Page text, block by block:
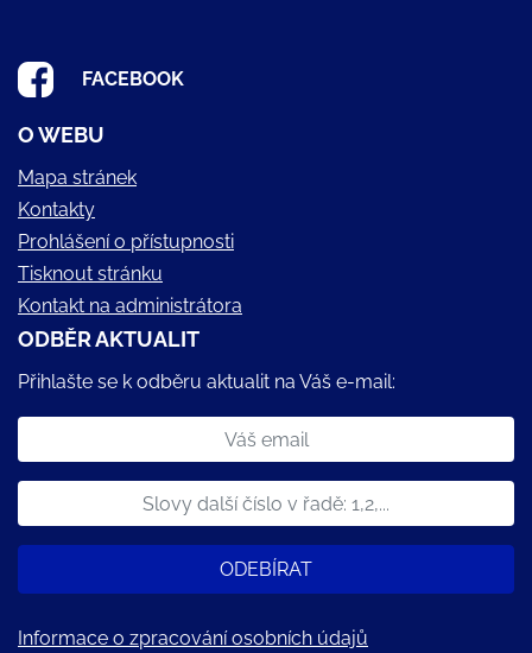
FACEBOOK
O WEBU
Mapa stránek
Kontakty
Prohlášení o přístupnosti
Tisknout stránku
Kontakt na administrátora
ODBĚR AKTUALIT
Přihlašte se k odběru aktualit na Váš e-mail:
ODEBÍRAT
Informace o zpracování osobních údajů